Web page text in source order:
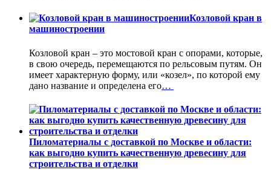
Козловой кран в
машиностроении
Козловой кран – это мостовой кран с опорами, которые,
в свою очередь, перемещаются по рельсовым путям. Он
имеет характерную форму, или «козел», по которой ему
дано название и определена его…
Пиломатериалы с доставкой по Москве и области:
как выгодно купить качественную древесину для
строительства и отделки